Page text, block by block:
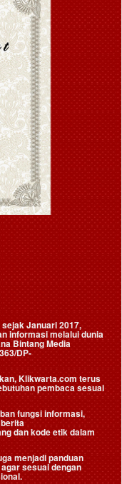
Januari 2017,
informasi melalui dunia
Bintang Media
DP-
Klikwarta.com terus
pembaca sesuai
fungsi informasi,
dan kode etik dalam
menjadi panduan
sesuai dengan